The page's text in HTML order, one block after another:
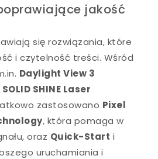
jakość
się rozwiązania, które
i czytelność treści. Wśród
Daylight View 3
SOLID SHINE Laser
zastosowano Pixel
, która pomaga w
oraz Quick-Start i
uruchamiania i